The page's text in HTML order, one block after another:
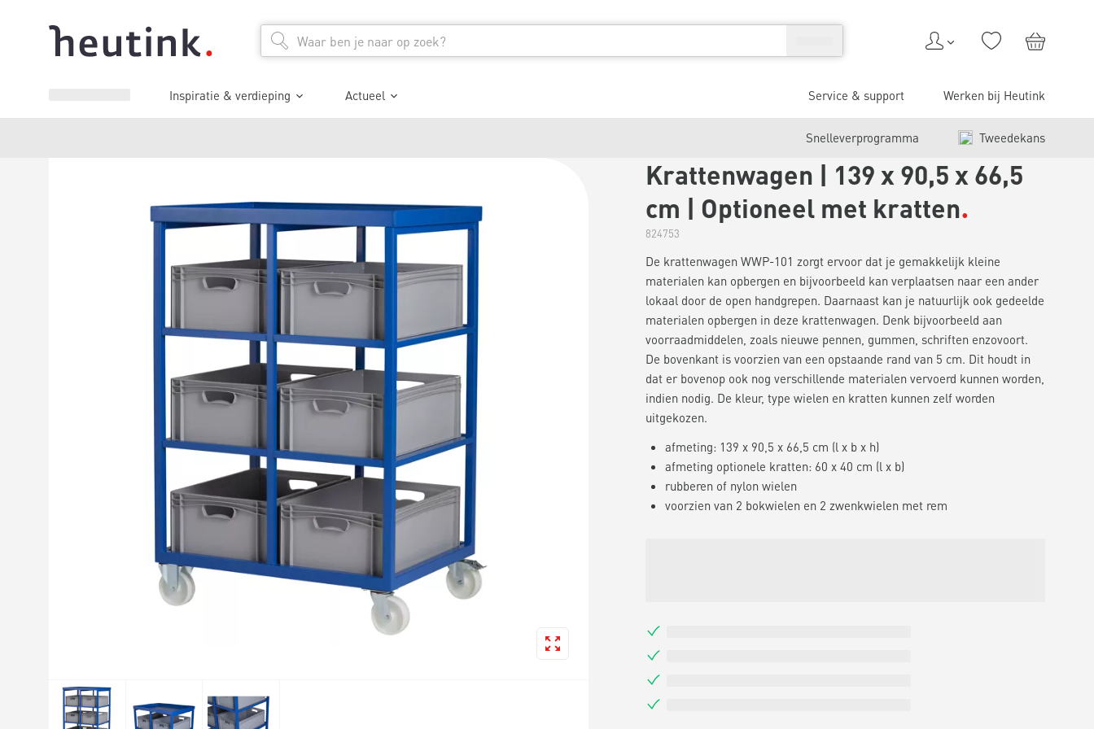
Inspiratie & verdieping Actueel Service & support Werken bij Heutink
Snelleverprogramma Tweedekans
Krattenwagen | 139 x 90,5 x 66,5
cm | Optioneel met kratten
824753
De krattenwagen WWP-101 zorgt ervoor dat je gemakkelijk kleine
materialen kan opbergen en bijvoorbeeld kan verplaatsen naar een ander
lokaal door de open handgrepen. Daarnaast kan je natuurlijk ook gedeelde
materialen opbergen in deze krattenwagen. Denk bijvoorbeeld aan
voorraadmiddelen, zoals nieuwe pennen, gummen, schriften enzovoort.
De bovenkant is voorzien van een opstaande rand van 5 cm. Dit houdt in
dat er bovenop ook nog verschillende materialen vervoerd kunnen worden,
indien nodig. De kleur, type wielen en kratten kunnen zelf worden
uitgekozen.
afmeting: 139 x 90,5 x 66,5 cm (l x b x h)
afmeting optionele kratten: 60 x 40 cm (l x b)
rubberen of nylon wielen
voorzien van 2 bokwielen en 2 zwenkwielen met rem